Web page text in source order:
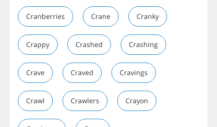
Cranberries Crane Cranky
Crappy Crashed Crashing
Crave Craved Cravings
Crawl Crawlers Crayon